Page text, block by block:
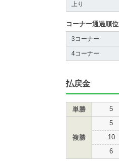
上り
コーナー通過順位
3コーナー
4コーナー
払戻金
単勝 5
複勝
5
10
6